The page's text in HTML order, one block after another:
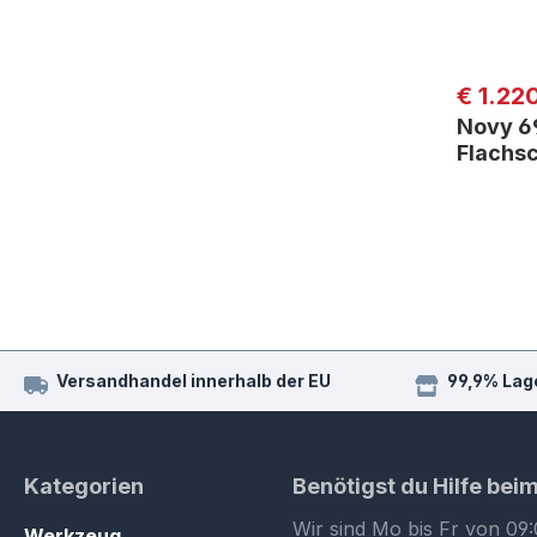
€
Novy
Versandhandel innerhalb der EU 99,9%
Kategorien Benötigst du Hilfe
Wir sind Mo bis Fr von